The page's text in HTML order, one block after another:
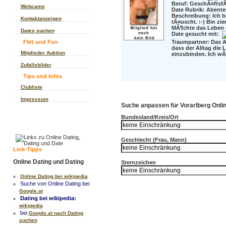
Webcams
Kontaktanzeigen
Dates suchen
Flirt und Fun
Mitglieder Auktion
Zufallsbilder
Tips und Infos
Clubliste
Impressum
Link-Tipps
Online Dating und Dating
Online Dating bei wikipedia
Suche von Online Dating bei
Google.at
Dating bei wikipedia:
wikipedia
bei Google.at nach Dating
suchen
Beruf:
Date Rubrik:
Beschreibung: Ich
tÃ¤uscht. :-) Bin
MÃ¶chte das Leben
Date gesucht mit:
Traumpartner: Das
dass der Alltag die
einzubinden. Ich
Suche anpassen für Vorarlberg
Bundesland/Kreis/Ort
Geschlecht (Frau, Mann)
Sternzeichen